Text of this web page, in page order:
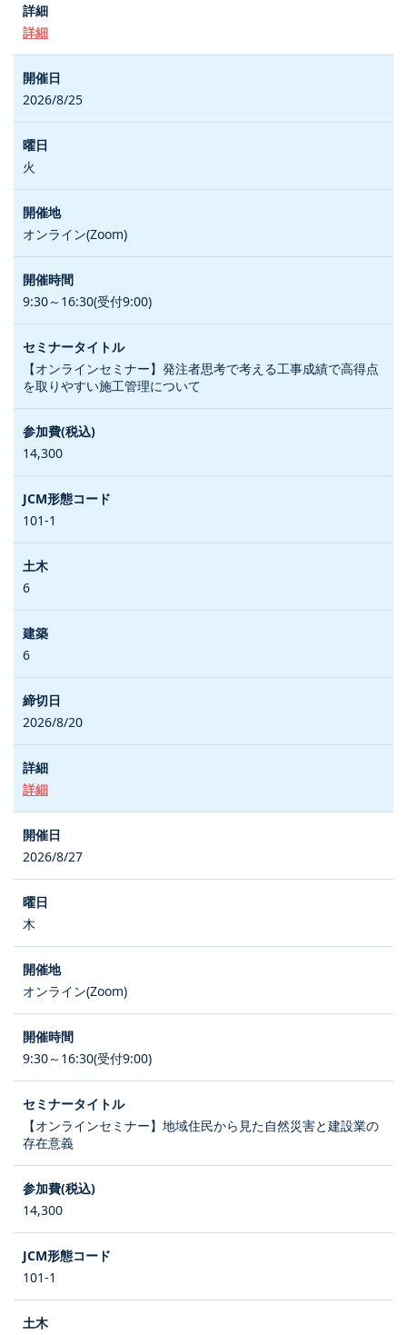
詳細
2026/8/25
火
オンライン(Zoom)
9:30～16:30(受付9:00)
【オンラインセミナー】発注者思考で考える工事成績で高得点
を取りやすい施工管理について
14,300
101-1
6
6
2026/8/20
詳細
2026/8/27
木
オンライン(Zoom)
9:30～16:30(受付9:00)
【オンラインセミナー】地域住民から見た自然災害と建設業の
存在意義
14,300
101-1